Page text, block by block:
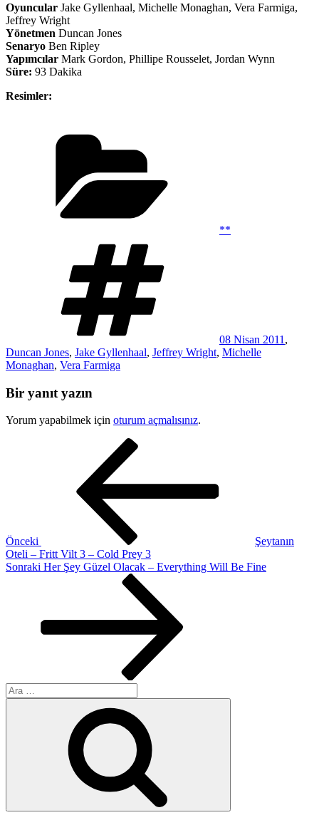
Oyuncular Jake Gyllenhaal, Michelle Monaghan, Vera Farmiga,
Jeffrey Wright
Yönetmen Duncan Jones
Senaryo Ben Ripley
Yapımcılar Mark Gordon, Phillipe Rousselet, Jordan Wynn
Süre: 93 Dakika
Resimler:
**
08 Nisan 2011 ,
Duncan Jones, Jake Gyllenhaal, Jeffrey Wright, Michelle
Monaghan, Vera Farmiga
Bir yanıt yazın
Yorum yapabilmek için oturum açmalısınız.
Önceki
Şeytanın
Oteli – Fritt Vilt 3 – Cold Prey 3
Sonraki
Sonraki Her Şey Güzel Olacak – Everything Will Be Fine
Ara: